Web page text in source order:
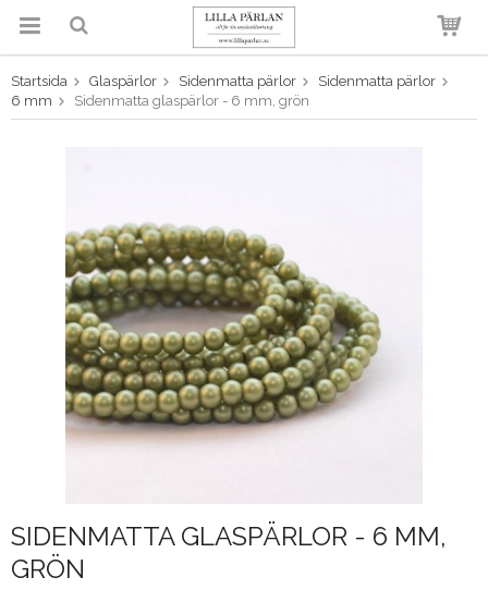
Produkten har blivit tillagd i
varukorgen
Startsida Glaspärlor Sidenmatta pärlor
Sidenmatta pärlor
6 mm
Sidenmatta glaspärlor - 6 mm, grön
SIDENMATTA GLASPÄRLOR - 6 MM,
GRÖN